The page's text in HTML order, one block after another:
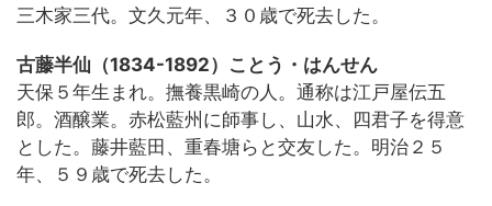
三木家三代。文久元年、３０歳で死去した。
古藤半仙（1834-1892）ことう・はんせん
天保５年生まれ。撫養黒崎の人。通称は江戸屋伝五
郎。酒醸業。赤松藍州に師事し、山水、四君子を得意
とした。藤井藍田、重春塘らと交友した。明治２５
年、５９歳で死去した。